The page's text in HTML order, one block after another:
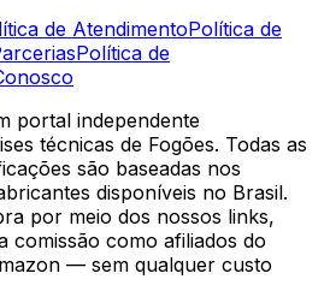
de AtendimentoPolítica de
Política de
portal independente
técnicas de Fogões. Todas as
são baseadas nos
disponíveis no Brasil.
por meio dos nossos links,
comissão como afiliados do
— sem qualquer custo